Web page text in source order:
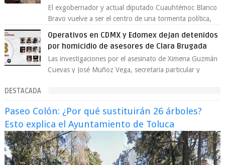
El exgobernador y actual diputado Cuauhtémoc Blanco
Bravo vuelve a ser el centro de una tormenta política,
Operativos en CDMX y Edomex dejan detenidos
por homicidio de asesores de Clara Brugada
Las investigaciones por el asesinato de Ximena Guzmán
Cuevas y José Muñoz Vega, secretaria particular y
DESTACADA
Paseo Colón: ¿Por qué sustituirán 26 árboles?
Esto explica el Ayuntamiento de Toluca